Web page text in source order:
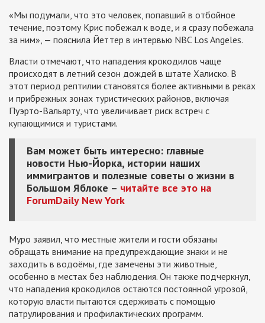
«Мы подумали, что это человек, попавший в отбойное
течение, поэтому Крис побежал к воде, и я сразу побежала
за ним», — пояснила Йеттер в интервью NBC Los Angeles.
Власти отмечают, что нападения крокодилов чаще
происходят в летний сезон дождей в штате Халиско. В
этот период рептилии становятся более активными в реках
и прибрежных зонах туристических районов, включая
Пуэрто-Вальярту, что увеличивает риск встреч с
купающимися и туристами.
Вам может быть интересно: главные
новости Нью-Йорка, истории наших
иммигрантов и полезные советы о жизни в
Большом Яблоке – читайте все это на
ForumDaily New York
Муро заявил, что местные жители и гости обязаны
обращать внимание на предупреждающие знаки и не
заходить в водоёмы, где замечены эти животные,
особенно в местах без наблюдения. Он также подчеркнул,
что нападения крокодилов остаются постоянной угрозой,
которую власти пытаются сдерживать с помощью
патрулирования и профилактических программ.